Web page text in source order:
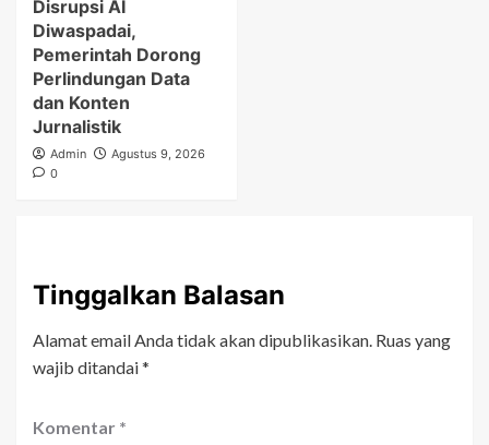
Disrupsi AI
Diwaspadai,
Pemerintah Dorong
Perlindungan Data
dan Konten
Jurnalistik
Admin
Agustus 9, 2026
0
Tinggalkan Balasan
Alamat email Anda tidak akan dipublikasikan. Ruas yang
wajib ditandai*
Komentar *